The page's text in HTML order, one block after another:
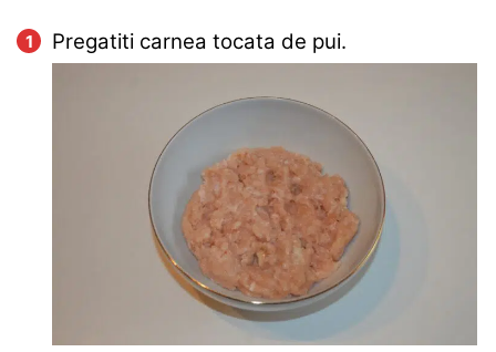
Pregatiti carnea tocata de pui.